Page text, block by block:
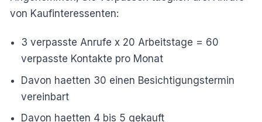
von Kaufinteressenten:
3 verpasste Anrufe x 20 Arbeitstage = 60
verpasste Kontakte pro Monat
Davon haetten 30 einen Besichtigungstermin
vereinbart
Davon haetten 4 bis 5 gekauft